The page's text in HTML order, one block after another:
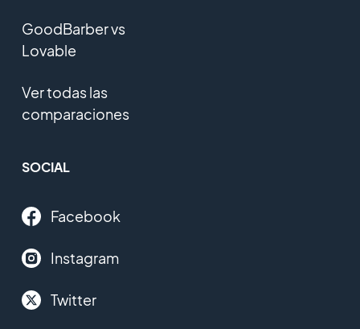
GoodBarber vs
Lovable
Ver todas las
comparaciones
SOCIAL
Facebook
Instagram
Twitter